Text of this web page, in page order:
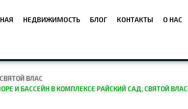
НЕДВИЖИМОСТЬ БЛОГ КОНТАКТЫ О НАС
СВЯТОЙ ВЛАС
И БАССЕЙН В КОМПЛЕКСЕ РАЙСКИЙ САД, СВЯТОЙ ВЛАС